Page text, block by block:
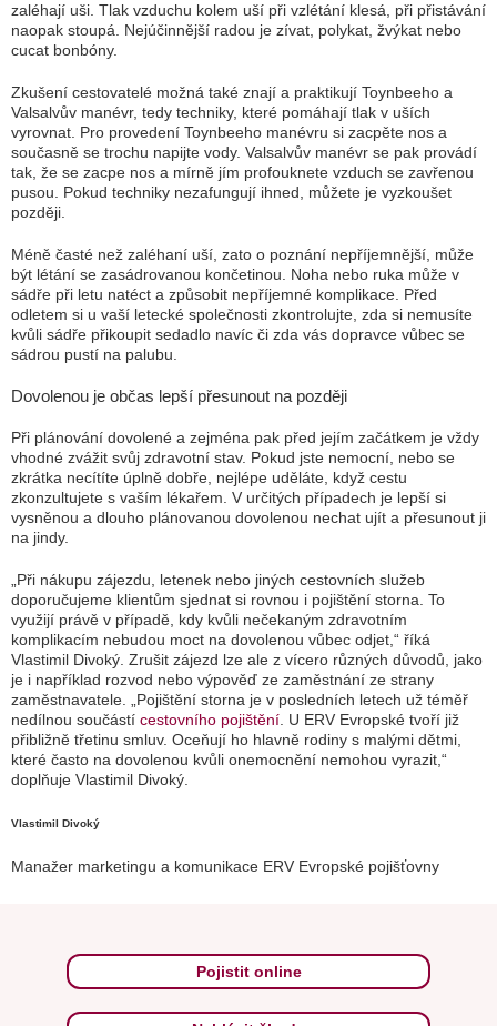
zaléhají uši. Tlak vzduchu kolem uší při vzlétání klesá, při přistávání
naopak stoupá. Nejúčinnější radou je zívat, polykat, žvýkat nebo
cucat bonbóny.
Zkušení cestovatelé možná také znají a praktikují Toynbeeho a
Valsalvův manévr, tedy techniky, které pomáhají tlak v uších
vyrovnat. Pro provedení Toynbeeho manévru si zacpěte nos a
současně se trochu napijte vody. Valsalvův manévr se pak provádí
tak, že se zacpe nos a mírně jím profouknete vzduch se zavřenou
pusou. Pokud techniky nezafungují ihned, můžete je vyzkoušet
později.
Méně časté než zaléhaní uší, zato o poznání nepříjemnější, může
být létání se zasádrovanou končetinou. Noha nebo ruka může v
sádře při letu natéct a způsobit nepříjemné komplikace. Před
odletem si u vaší letecké společnosti zkontrolujte, zda si nemusíte
kvůli sádře přikoupit sedadlo navíc či zda vás dopravce vůbec se
sádrou pustí na palubu.
Dovolenou je občas lepší přesunout na později
Při plánování dovolené a zejména pak před jejím začátkem je vždy
vhodné zvážit svůj zdravotní stav. Pokud jste nemocní, nebo se
zkrátka necítíte úplně dobře, nejlépe uděláte, když cestu
zkonzultujete s vaším lékařem. V určitých případech je lepší si
vysněnou a dlouho plánovanou dovolenou nechat ujít a přesunout ji
na jindy.
„Při nákupu zájezdu, letenek nebo jiných cestovních služeb
doporučujeme klientům sjednat si rovnou i pojištění storna. To
využijí právě v případě, kdy kvůli nečekaným zdravotním
komplikacím nebudou moct na dovolenou vůbec odjet,“ říká
Vlastimil Divoký. Zrušit zájezd lze ale z vícero různých důvodů, jako
je i například rozvod nebo výpověď ze zaměstnání ze strany
zaměstnavatele. „Pojištění storna je v posledních letech už téměř
nedílnou součástí cestovního pojištění . U ERV Evropské tvoří již
přibližně třetinu smluv. Oceňují ho hlavně rodiny s malými dětmi,
které často na dovolenou kvůli onemocnění nemohou vyrazit,“
doplňuje Vlastimil Divoký.
Vlastimil Divoký
Manažer marketingu a komunikace ERV Evropské pojišťovny
Pojistit online